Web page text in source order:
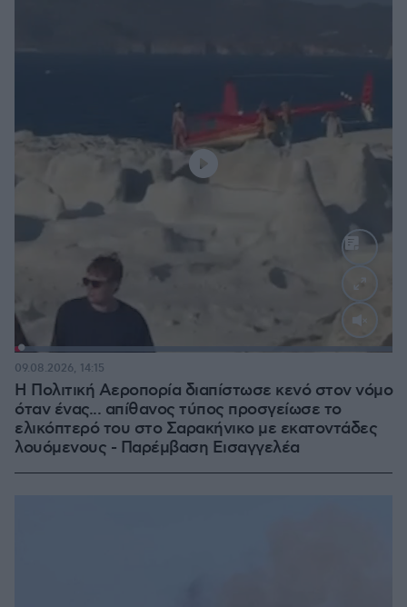
Η Πολιτική Αεροπορία διαπίστωσε κενό στον νόμο
όταν ένας... απίθανος τύπος προσγείωσε το
ελικόπτερό του στο Σαρακήνικο με εκατοντάδες
λουόμενους - Παρέμβαση Εισαγγελέα
09.08.2026, 14:15